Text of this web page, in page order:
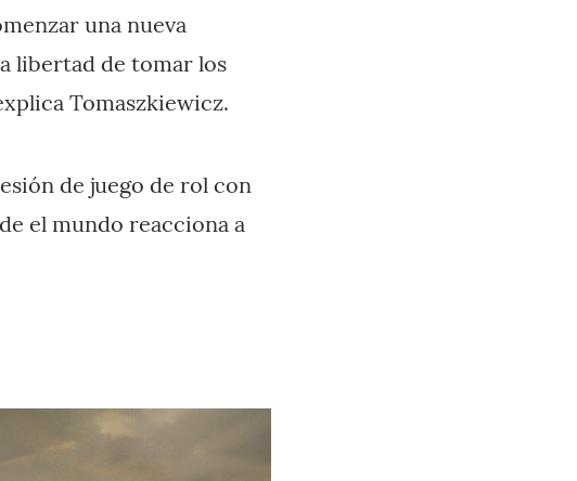
una nueva
libertad de tomar los
Tomaszkiewicz.
de juego de rol con
el mundo reacciona a